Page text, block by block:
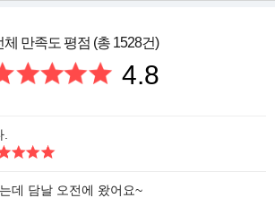
체 만족도 평점 (총 1528건)
4.8
데 담날 오전에 왔어요~